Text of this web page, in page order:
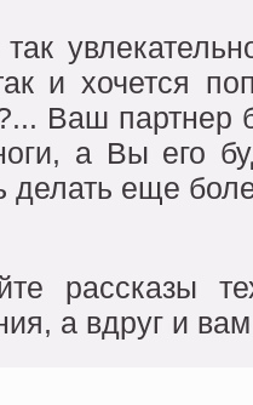
и хочется
Ваш
а Вы его
делать еще
рассказы
а вдруг и